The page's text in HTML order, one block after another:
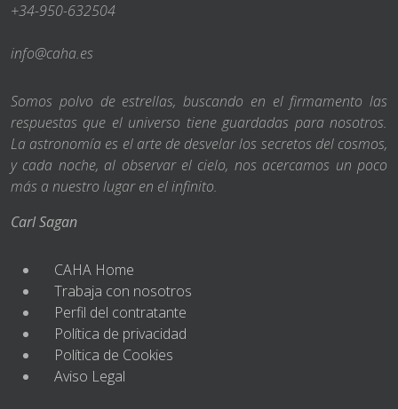
+34-950-632504
info@caha.es
Somos polvo de estrellas, buscando en el firmamento las
respuestas que el universo tiene guardadas para nosotros.
La astronomía es el arte de desvelar los secretos del cosmos,
y cada noche, al observar el cielo, nos acercamos un poco
más a nuestro lugar en el infinito.
Carl Sagan
CAHA Home
Trabaja con nosotros
Perfil del contratante
Política de privacidad
Política de Cookies
Aviso Legal